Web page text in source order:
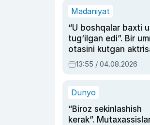
Madaniyat
“U boshqalar baxti
tug‘ilgan edi”. Bir
otasini kutgan
dublyaj ustasi Rimma
Ahmedovaning
13:55 / 04.08.2026
Dunyo
“Biroz sekinlashish
kerak”.